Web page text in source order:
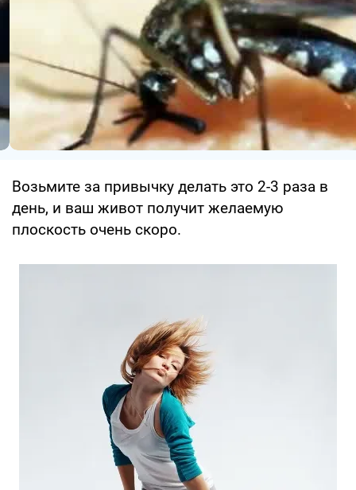
Возьмите за привычку делать это 2-3 раза в
день, и ваш живот получит желаемую
плоскость очень скоро.